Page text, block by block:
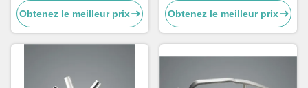
Obtenez le meilleur prix
de la machine à traiter les
vaches, tasses à sucre
Obtenez le meilleur prix